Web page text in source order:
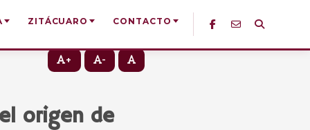
ZITÁCUARO CONTACTO
+ -
origen de